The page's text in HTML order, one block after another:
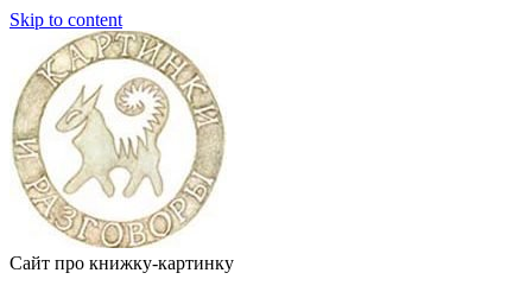
Skip to content
Сайт про книжку-картинку